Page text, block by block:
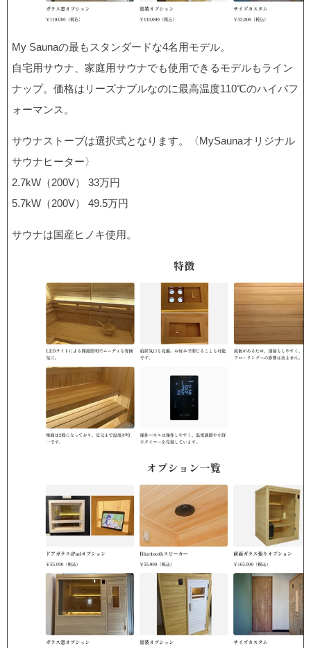
My Saunaの最もスタンダードな4名用モデル。
自宅用サウナ、家庭用サウナでも使用できるモデルもライン
ナップ。価格はリーズナブルなのに最高温度110℃のハイパフ
ォーマンス。
サウナストーブは選択式となります。〈MySaunaオリジナル
サウナヒーター〉
2.7kW（200V） 33万円
5.7kW（200V） 49.5万円
サウナは国産ヒノキ使用。